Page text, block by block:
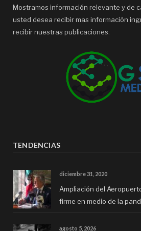
Mostramos información relevante y de
usted desea recibir mas información
recibir nuestras publicaciones.
TENDENCIAS
diciembre 31, 2020
Ampliación del
firme en medio de la
agosto 5, 2026